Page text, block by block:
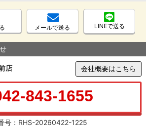
メールで送る LINEで送る
店 会社概要はこちら
843-1655
号：RHS-20260422-1225